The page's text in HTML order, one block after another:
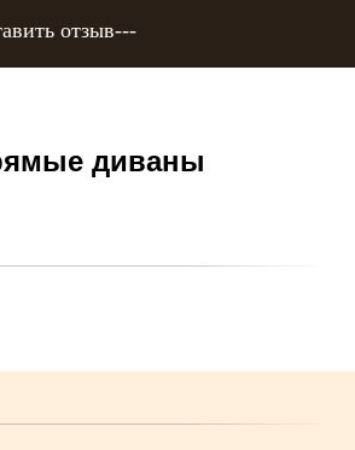
отзыв---
диваны